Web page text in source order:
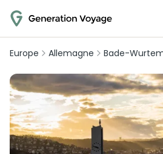
Europe Allemagne Bade-